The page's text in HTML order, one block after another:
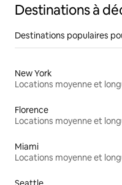
Destinations à
Destinations populaires
New York
Florence
Miami